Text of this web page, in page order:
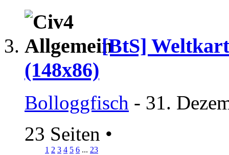
[BtS]
(148x86)
Bolloggfisch - 31.
23 Seiten •
1 2 3 4 5 6 ... 23